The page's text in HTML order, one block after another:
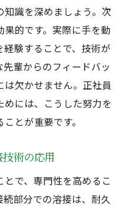
識を深めましょう。次
的です。実際に手を動
験することで、技術が
輩からのフィードバッ
欠かせません。正社員
めには、こうした努力を
とが重要です。
術の応用
で、専門性を高めるこ
部分での溶接は、耐久